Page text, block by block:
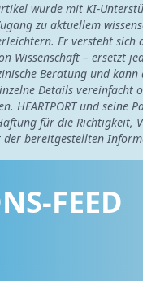
wurde mit KI-
zu aktuellem
Er versteht sich
Wissenschaft – ersetzt
Beratung und kann
Details vereinfacht
HEARTPORT und seine
für die Richtigkeit,
der bereitgestellten
FEED